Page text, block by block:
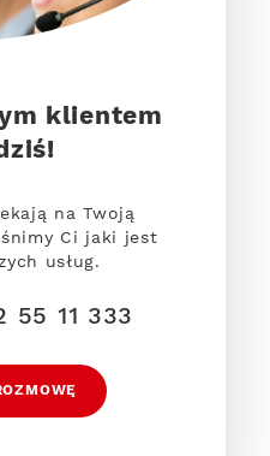
klientem
na Twoją
Ci jaki jest
usług.
55 11 333